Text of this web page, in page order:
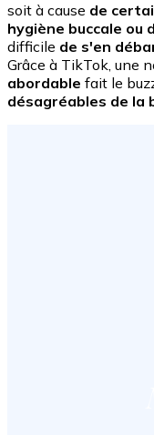
soit à cause de
hygiène buccale ou
difficile de s'en
Grâce à TikTok, une
abordable fait le
désagréables de la